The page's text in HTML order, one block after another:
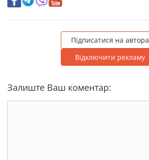
Підписатися на автора
Відключити рекламу
Залиште Ваш коментар: